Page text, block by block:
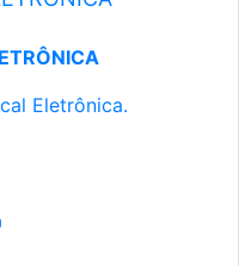
Eletrônica.